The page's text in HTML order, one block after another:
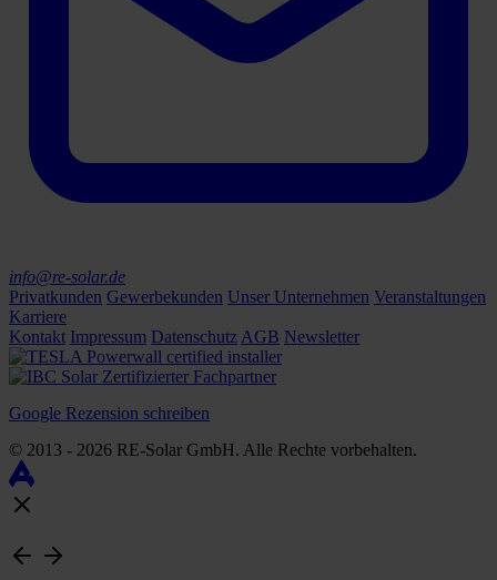
info@re-solar.de
Privatkunden Gewerbekunden Unser Unternehmen Veranstaltungen
Karriere
Kontakt Impressum Datenschutz AGB Newsletter
Google Rezension schreiben
© 2013 - 2026 RE-Solar GmbH. Alle Rechte vorbehalten.